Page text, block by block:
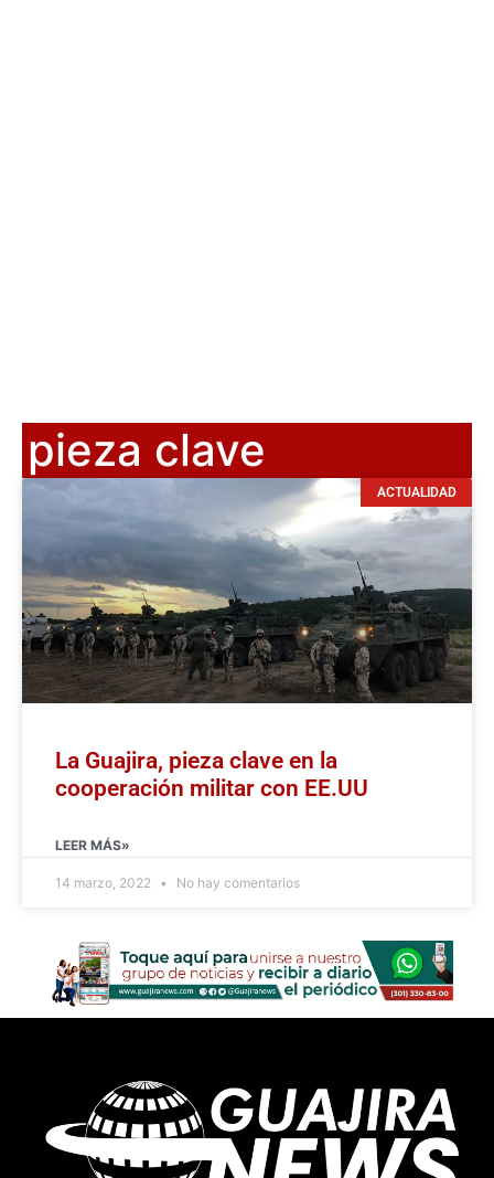
pieza clave
ACTUALIDAD
La Guajira, pieza clave en la
cooperación militar con EE.UU
LEER MÁS»
14 marzo, 2022 No hay comentarios